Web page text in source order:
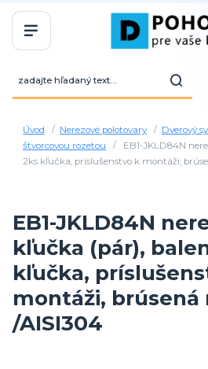
Úvod Nerezové polotovary Dverový
štvorcovou rozetou
EB1-JKLD84N
2ks kľučka, príslušenstvo k montáži,
EB1-JKLD84N
kľučka (pár),
kľučka,
montáži, brúsená
/AISI304